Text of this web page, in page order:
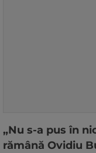
„Nu s-a pus în
rămână Ovidiu